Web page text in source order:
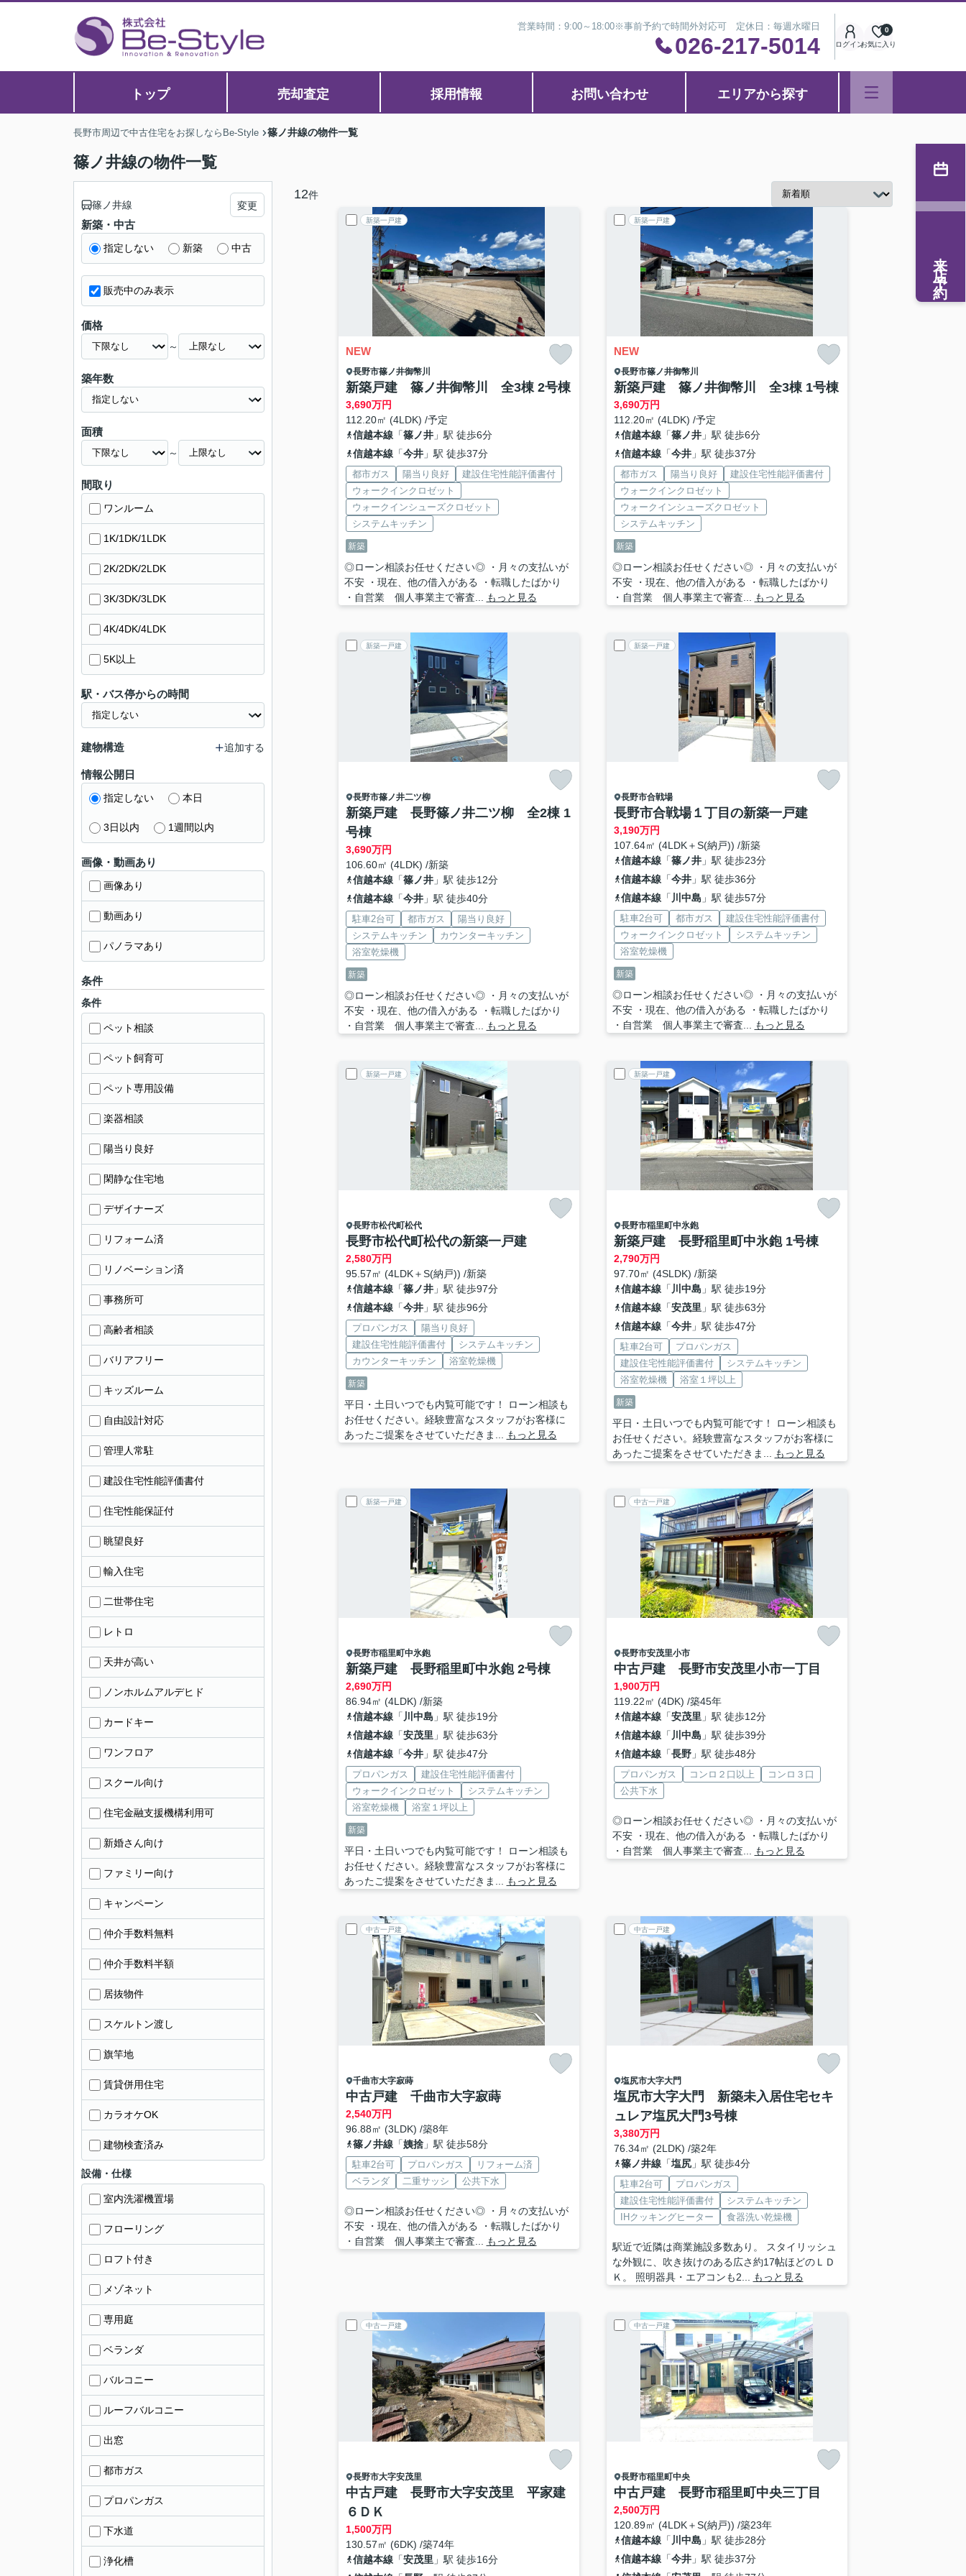
営業時間：9:00～18:00※事前予約で時間外対応可 定休日：毎週水曜日
026-217-5014 ログインお気に入り
0
トップ 売却査定 採用情報 お問い合わせ エリアから探す
長野市周辺で中古住宅をお探しならBe-Style 篠ノ井線の物件一覧
篠ノ井線の物件一覧
12件
新築一戸建
NEW
長野市篠ノ井御幣川
新築戸建 篠ノ井御幣川 全3棟 2号棟
3,690万円
112.20㎡ (4LDK) /予定
信越本線「篠ノ井」駅 徒歩6分
信越本線「今井」駅 徒歩37分
都市ガス 陽当り良好
建設住宅性能評価書付
ウォークインクロゼット
ウォークインシューズクロゼット
システムキッチン
新築
◎ローン相談お任せください◎ ・月々の支払いが
不安 ・現在、他の借入がある ・転職したばかり
・自営業 個人事業主で審査...
もっと見る
新築一戸建
NEW
長野市篠ノ井御幣川
新築戸建 篠ノ井御幣川 全3棟 1号棟
3,690万円
112.20㎡ (4LDK) /予定
信越本線「篠ノ井」駅 徒歩6分
信越本線「今井」駅 徒歩37分
都市ガス 陽当り良好
建設住宅性能評価書付
ウォークインクロゼット
ウォークインシューズクロゼット
システムキッチン
新築
◎ローン相談お任せください◎ ・月々の支払いが
不安 ・現在、他の借入がある ・転職したばかり
・自営業 個人事業主で審査...
もっと見る
新築一戸建
長野市篠ノ井二ツ柳
新築戸建 長野篠ノ井二ツ柳 全2棟 1
号棟
3,690万円
106.60㎡ (4LDK) /新築
信越本線「篠ノ井」駅 徒歩12分
信越本線「今井」駅 徒歩40分
駐車2台可 都市ガス
陽当り良好
システムキッチン
カウンターキッチン
浴室乾燥機
新築
◎ローン相談お任せください◎ ・月々の支払いが
不安 ・現在、他の借入がある ・転職したばかり
・自営業 個人事業主で審査...
もっと見る
新築一戸建
長野市合戦場
長野市合戦場１丁目の新築一戸建
3,190万円
107.64㎡ (4LDK＋S(納戸)) /新築
信越本線「篠ノ井」駅 徒歩23分
信越本線「今井」駅 徒歩36分
信越本線「 川中島 」駅 徒歩57分
駐車2台可 都市ガス
建設住宅性能評価書付
ウォークインクロゼット
システムキッチン
浴室乾燥機
新築
◎ローン相談お任せください◎ ・月々の支払いが
不安 ・現在、他の借入がある ・転職したばかり
・自営業 個人事業主で審査...
もっと見る
新築一戸建
長野市松代町松代
長野市松代町松代の新築一戸建
2,580万円
95.57㎡ (4LDK＋S(納戸)) /新築
信越本線「篠ノ井」駅 徒歩97分
信越本線「今井」駅 徒歩96分
プロパンガス
陽当り良好
建設住宅性能評価書付
システムキッチン
カウンターキッチン
浴室乾燥機
新築
平日・土日いつでも内覧可能です！ ローン相談も
お任せください。経験豊富なスタッフがお客様に
あったご提案をさせていただきま...
もっと見る
新築一戸建
長野市稲里町中氷鉋
新築戸建 長野稲里町中氷鉋 1号棟
2,790万円
97.70㎡ (4SLDK) /新築
信越本線「 川中島 」駅 徒歩19分
信越本線「安茂里 」駅 徒歩63分
信越本線「今井」駅 徒歩47分
駐車2台可
プロパンガス
建設住宅性能評価書付
システムキッチン
浴室乾燥機
浴室１坪以上
新築
平日・土日いつでも内覧可能です！ ローン相談も
お任せください。経験豊富なスタッフがお客様に
あったご提案をさせていただきま...
もっと見る
新築一戸建
長野市稲里町中氷鉋
新築戸建 長野稲里町中氷鉋 2号棟
2,690万円
86.94㎡ (4LDK) /新築
信越本線「 川中島 」駅 徒歩19分
信越本線「安茂里 」駅 徒歩63分
信越本線「今井」駅 徒歩47分
プロパンガス
建設住宅性能評価書付
ウォークインクロゼット
システムキッチン
浴室乾燥機
浴室１坪以上
新築
平日・土日いつでも内覧可能です！ ローン相談も
お任せください。経験豊富なスタッフがお客様に
あったご提案をさせていただきま...
もっと見る
中古一戸建
長野市安茂里小市
中古戸建 長野市安茂里小市一丁目
1,900万円
119.22㎡ (4DK) /築45年
信越本線「安茂里 」駅 徒歩12分
信越本線「 川中島 」駅 徒歩39分
信越本線「長野」駅 徒歩48分
プロパンガス コンロ２口以上
コンロ３口
公共下水
◎ローン相談お任せください◎ ・月々の支払いが
不安 ・現在、他の借入がある ・転職したばかり
・自営業 個人事業主で審査...
もっと見る
中古一戸建
千曲市大字寂蒔
中古戸建 千曲市大字寂蒔
2,540万円
96.88㎡ (3LDK) /築8年
篠ノ井線「姨捨」駅 徒歩58分
駐車2台可 プロパンガス
リフォーム済
ベランダ
二重サッシ 公共下水
◎ローン相談お任せください◎ ・月々の支払いが
不安 ・現在、他の借入がある ・転職したばかり
・自営業 個人事業主で審査...
もっと見る
中古一戸建
塩尻市大字大門
塩尻市大字大門 新築未入居住宅セキ
ュレア塩尻大門3号棟
3,380万円
76.34㎡ (2LDK) /築2年
篠ノ井線「塩尻」駅 徒歩4分
駐車2台可
プロパンガス
建設住宅性能評価書付
システムキッチン
IHクッキングヒーター
食器洗い乾燥機
駅近で近隣は商業施設多数あり。 スタイリッシュ
な外観に、吹き抜けのある広さ約17帖ほどのＬＤ
Ｋ。 照明器具・エアコンも2...
もっと見る
中古一戸建
長野市大字安茂里
中古戸建 長野市大字安茂里 平家建
６ＤＫ
1,500万円
130.57㎡ (6DK) /築74年
信越本線「安茂里 」駅 徒歩16分
中古一戸建
長野市稲里町中央
中古戸建 長野市稲里町中央三丁目
2,500万円
120.89㎡ (4LDK＋S(納戸)) /築23年
信越本線「 川中島 」駅 徒歩28分
信越本線「今井」駅 徒歩37分
篠ノ井線 変更
新築・中古
指定しない 新築 中古
販売中のみ表示
価格
～
築年数
面積
～
間取り
ワンルーム
1K/1DK/1LDK
2K/2DK/2LDK
3K/3DK/3LDK
4K/4DK/4LDK
5K以上
駅・バス停からの時間
建物構造 追加する
情報公開日
指定しない 本日
3日以内 1週間以内
画像・動画あり
画像あり
動画あり
パノラマあり
条件
条件
ペット相談
ペット飼育可
ペット専用設備
楽器相談
陽当り良好
閑静な住宅地
デザイナーズ
リフォーム済
リノベーション済
事務所可
高齢者相談
バリアフリー
キッズルーム
自由設計対応
管理人常駐
建設住宅性能評価書付
住宅性能保証付
眺望良好
輸入住宅
二世帯住宅
レトロ
天井が高い
ノンホルムアルデヒド
カードキー
ワンフロア
スクール向け
住宅金融支援機構利用可
新婚さん向け
ファミリー向け
キャンペーン
仲介手数料無料
仲介手数料半額
居抜物件
スケルトン渡し
旗竿地
賃貸併用住宅
カラオケOK
建物検査済み
設備・仕様
室内洗濯機置場
フローリング
ロフト付き
メゾネット
専用庭
ベランダ
バルコニー
ルーフバルコニー
出窓
都市ガス
プロパンガス
下水道
浄化槽
来店予約